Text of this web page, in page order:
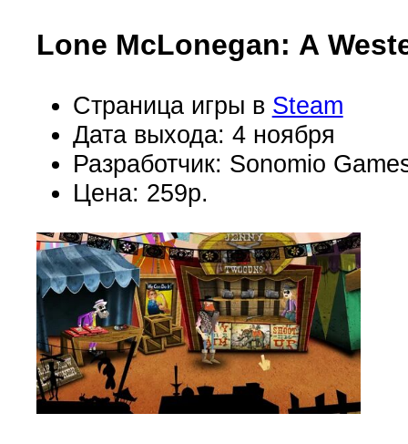
Lone McLonegan: A
Страница игры в Steam
Дата выхода: 4 ноября
Разработчик: Sonomio
Цена: 259р.